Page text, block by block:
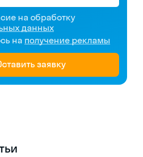
на обработку
данных
на получение рекламы
заявку